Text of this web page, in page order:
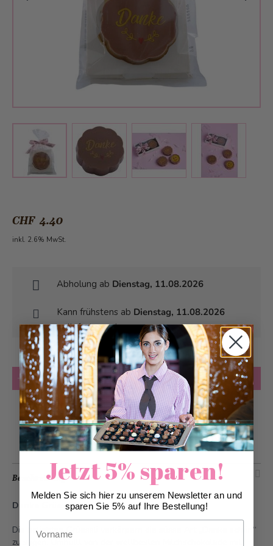
View larger imageView larger imageView larger image
CHF 4.40
inkl. 2.6% MwSt.
Abholung ab Dienstag, 11.08.2026
Kann frühstens ab Dienstag, 11.08.2026
geliefert werden
Anzahl in den Warenkorb
Zur Wunschliste hinzufügen
Beschreibung
Danke Grüessli 1er.
Die beliebten Grüessli verkörpern die süsse Art „Danke schön“
zu sagen. Umhüllt von der weltbesten Milchschokolade mit
Jetzt 5% sparen!
Melden Sie sich hier zu unserem Newsletter an und
sparen Sie 5% auf Ihre Bestellung!